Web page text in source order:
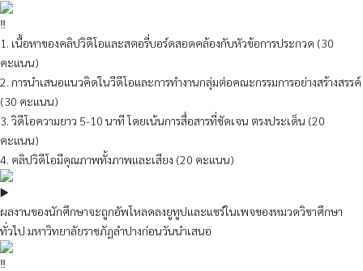
1. เนื้อหาของคลิปวิดีโอและสตอรี่บอร์ดสอดคล้องกับหัวข้อการประกวด (30
คะแนน)
2. การนำเสนอแนวคิดในวีดีโอและการทำงานกลุ่มต่อคณะกรรมการอย่างสร้างสรรค์
(30 คะแนน)
3. วิดีโอความยาว 5-10 นาที โดยเน้นการสื่อสารที่ชัดเจน ตรงประเด็น (20
คะแนน)
4. คลิปวิดีโอมีคุณภาพทั้งภาพและเสียง (20 คะแนน)
ผลงานของนักศึกษาจะถูกอัพโหลดลงยูทูปและแชร์ในเพจของหมวดวิชาศึกษา
ทั่วไป มหาวิทยาลัยราชภัฏลำปางก่อนวันนำเสนอ